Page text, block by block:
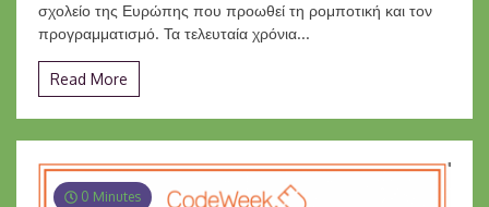
σχολείο της Ευρώπης που προωθεί τη ρομποτική και τον
προγραμματισμό. Τα τελευταία χρόνια...
Read More
0 Minutes